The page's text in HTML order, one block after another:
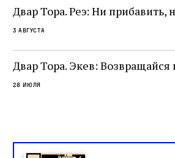
не просто покровитель
окружённый книгами. Перед
одно решение которого
целой общины и стало частью
спора о том, кому
слово в переводе Библии
Двар Тора. Реэ: Ни прибавить,
3 августа
Двар Тора. Экев:
28 июля